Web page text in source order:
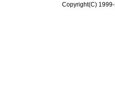
Copyright(C)